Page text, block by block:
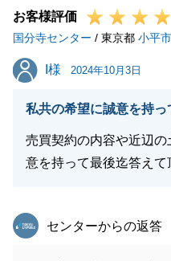
今後も何かお困りの事が
談くださいませ。
お客様評価
国分寺センター / 東京都 小平市
I様
I様 2024年10月3日
私共の希望に誠意を持
売買契約の内容や近辺
意を持って最後迄答えて
東急リバブル
センターからの返答